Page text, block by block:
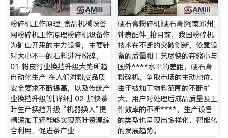
粉碎机工作原理_食品机械设备
网粉碎机工作原理粉碎机设备作
为矿山开采的主力设备，主要针
对大小不一的石料进行粉碎，
01 粉皮行业换挡升级大势所趋
自动化生产 在人们对粉皮品质
安全要求不断提高，以及传统产
业换挡升级等[详细] 02 加快茶
叶生产换挡升级 “机器换人”提
精深加工还能够实现茶叶资源综
合利用、促进茶产业
硬石膏粉碎机|硬石膏|河南郑州_
钟表配件_枪目前，我国粉碎机
技术在不断的突破创新，依靠设
备的质量和工艺尽快的在缩小与
国外****水平的差距，硬石膏
粉碎机，争取市场的主动地位。
由于被加工物料范围的不断扩
大，用户对处理后成品质量及工
作效率的不断****，生产设备
的类型也呈现出多样化、智能化
的发展趋势。